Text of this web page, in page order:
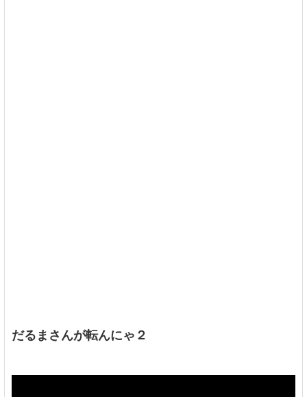
だるまさんが転んにゃ２